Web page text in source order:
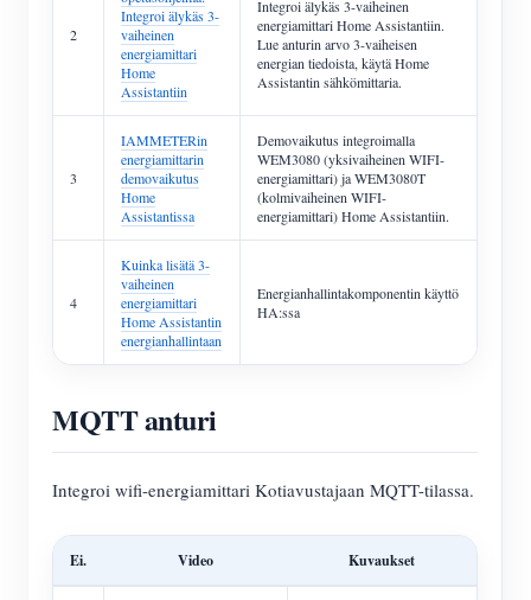
2
Integroi älykäs 3-
vaiheinen
energiamittari
Home
Assistantiin
Integroi älykäs 3-vaiheinen
energiamittari Home Assistantiin.
Lue anturin arvo 3-vaiheisen
energian tiedoista, käytä Home
Assistantin sähkömittaria.
3
IAMMETERin
energiamittarin
demovaikutus
Home
Assistantissa
Demovaikutus integroimalla
WEM3080 (yksivaiheinen WIFI-
energiamittari) ja WEM3080T
(kolmivaiheinen WIFI-
energiamittari) Home Assistantiin.
4
Kuinka lisätä 3-
vaiheinen
energiamittari
Home Assistantin
energianhallintaan
Energianhallintakomponentin käyttö
HA:ssa
MQTT anturi
Integroi wifi-energiamittari Kotiavustajaan MQTT-tilassa.
Ei. Video Kuvaukset